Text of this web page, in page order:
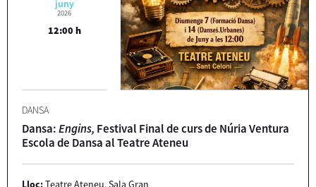
juny
2026
12:00 h
DANSA
Dansa:Engins, Festival Final de curs de Núria Ventura
Escola de Dansa al Teatre Ateneu
Lloc:Teatre Ateneu, Sala Gran